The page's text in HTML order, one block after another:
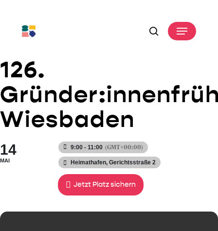
search
Menu
126.
Wiesbaden
14
MAI
9:00 - 11:00 (GMT+00:00)
Heimathafen, Gerichtsstraße 2
Jetzt Platz sichern